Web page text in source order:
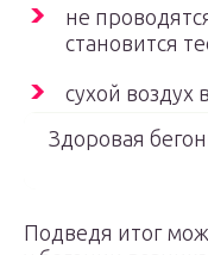
не
становится
сухой
Здоровая
Подведя итог